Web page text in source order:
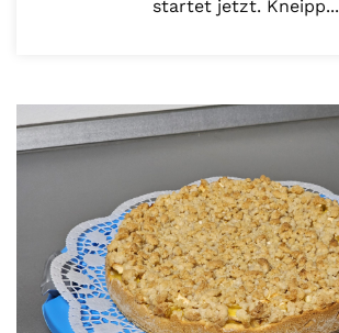
startet jetzt. Kneipp...